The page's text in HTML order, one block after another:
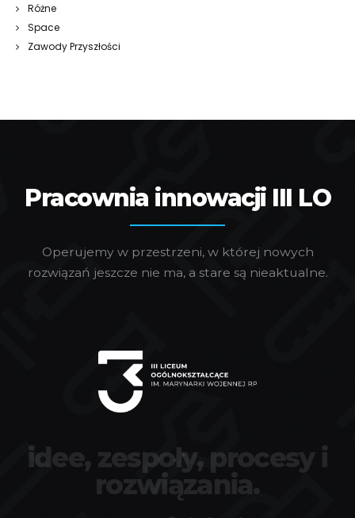
Różne
Space
Zawody Przyszłości
Pracownia innowacji III LO
Operujemy w przestrzeni, w której nowych
rozwiązań jeszcze nie ma, a stare są nieaktualne.
idee, zespoły, procesy i
rozwiązania.